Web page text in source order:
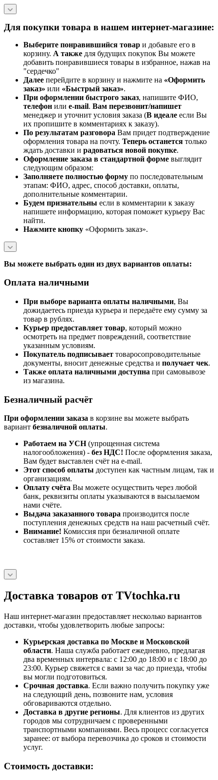
Для покупки товара в нашем интернет-магазине:
Выберите понравившийся товар и добавьте его в
корзину. А также для будущих покупок Вы можете
добавить понравившиеся товары в избранное, нажав на
"сердечко"
Далее перейдите в корзину и нажмите на «Оформить
заказ» или «Быстрый заказ».
При оформлении быстрого заказ, напишите ФИО,
телефон или e-mail. Вам перезвонит/напишет
менеджер и уточнит условия заказа (В идеале если Вы
их пропишите в комментариях к заказу).
По результатам разговора Вам придет подтверждение
оформления товара на почту. Теперь останется только
ждать доставки и радоваться новой покупке.
Оформление заказа в стандартной форме выглядит
следующим образом:
Заполняете полностью форму по последовательным
этапам: ФИО, адрес, способ доставки, оплаты,
дополнительные комментарии.
Будем признательны если в комментарии к заказу
напишете информацию, которая поможет курьеру Вас
найти.
Нажмите кнопку «Оформить заказ».
Вы можете выбрать один из двух вариантов оплаты:
Оплата наличными
При выборе варианта оплаты наличными, Вы
дожидаетесь приезда курьера и передаёте ему сумму за
товар в рублях.
Курьер предоставляет товар, который можно
осмотреть на предмет повреждений, соответствие
указанным условиям.
Покупатель подписывает товаросопроводительные
документы, вносит денежные средства и получает чек.
Также оплата наличными доступна при самовывозе
из магазина.
Безналичный расчёт
При оформлении заказа в корзине вы можете выбрать
вариант безналичной оплаты.
Работаем на УСН(упрощенная система
налогообложения) - без НДС! После оформления заказа,
Вам будет выставлен счёт на e-mail.
Этот способ оплаты доступен как частным лицам, так и
организациям.
Оплату счёта Вы можете осуществить через любой
банк, реквизиты оплаты указываются в высылаемом
нами счёте.
Выдача заказанного товара производится после
поступления денежных средств на наш расчетный счёт.
Внимание! Комиссия при безналичной оплате
составляет 15% от стоимости заказа.
Доставка товаров от TVtochka.ru
Наш интернет-магазин предоставляет несколько вариантов
доставки, чтобы удовлетворить любые запросы:
Курьерская доставка по Москве и Московской
области. Наша служба работает ежедневно, предлагая
два временных интервала: с 12:00 до 18:00 и с 18:00 до
23:00. Курьер свяжется с вами за час до приезда, чтобы
вы могли подготовиться.
Срочная доставка. Если важно получить покупку уже
на следующий день, позвоните нам, условия
обговариваются отдельно.
Доставка в другие регионы. Для клиентов из других
городов мы сотрудничаем с проверенными
транспортными компаниями. Весь процесс согласуется
заранее: от выбора перевозчика до сроков и стоимости
услуг.
Стоимость доставки: